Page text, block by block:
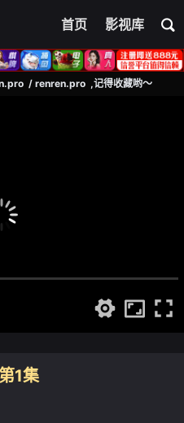
首页 影视库
/ renren.pro ,记得收藏哟～
1集